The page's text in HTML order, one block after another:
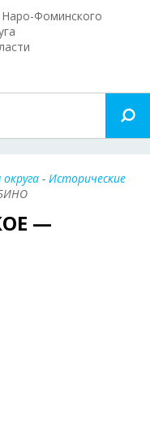
Фоминского
- Исторические
—